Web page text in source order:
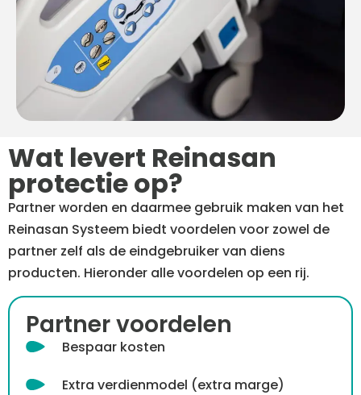
Wat levert Reinasan
protectie op?
Partner worden en daarmee gebruik maken van het
Reinasan Systeem biedt voordelen voor zowel de
partner zelf als de eindgebruiker van diens
producten. Hieronder alle voordelen op een rij.
Partner voordelen
Bespaar kosten
Extra verdienmodel (extra marge)